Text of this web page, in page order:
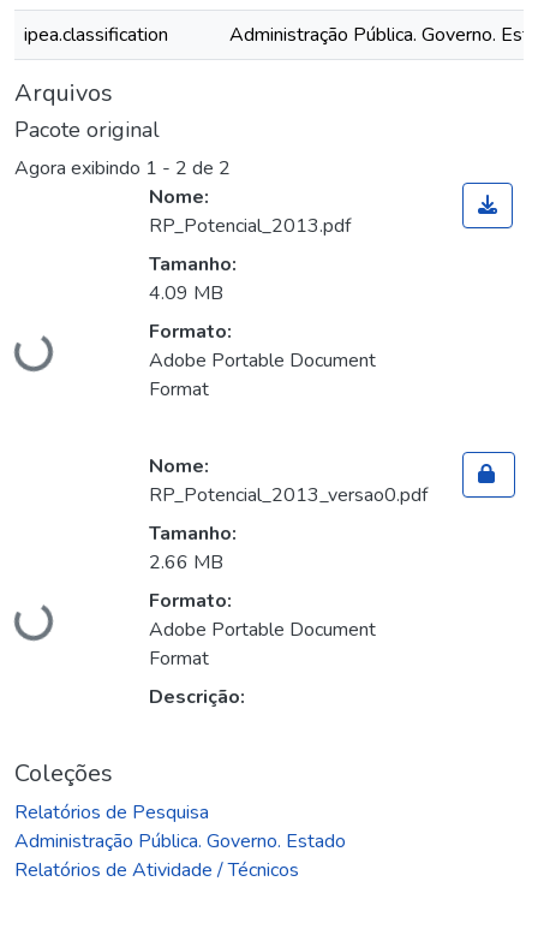
ipea.classification
Administração Pública. Governo.
Arquivos
Pacote original
Agora exibindo 1 - 2 de 2
Carregando...
Nome:
RP_Potencial_2013.pdf
Tamanho:
4.09 MB
Formato:
Adobe Portable Document
Format
Carregando...
Nome:
RP_Potencial_2013_versao0.pdf
Tamanho:
2.66 MB
Formato:
Adobe Portable Document
Format
Descrição:
Coleções
Relatórios de Pesquisa
Administração Pública. Governo. Estado
Relatórios de Atividade / Técnicos